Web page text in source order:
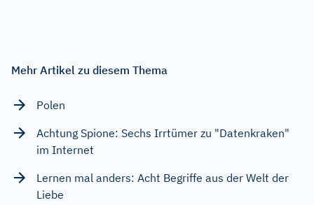
Mehr Artikel zu diesem Thema
Polen
Achtung Spione: Sechs Irrtümer zu "Datenkraken"
im Internet
Lernen mal anders: Acht Begriffe aus der Welt der
Liebe